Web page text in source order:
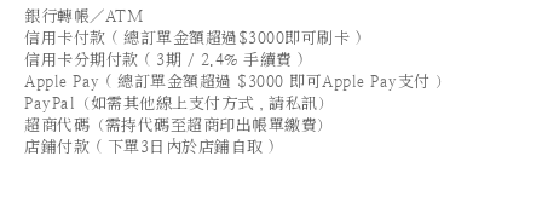
銀行轉帳／ATM
信用卡付款 ( 總訂單金額超過$3000即可刷卡 )
信用卡分期付款 ( 3期 / 2.4% 手續費 )
Apple Pay ( 總訂單金額超過 $3000 即可Apple Pay支付 ）
PayPal（如需其他線上支付方式，請私訊）
超商代碼（需持代碼至超商印出帳單繳費）
店鋪付款 ( 下單3日內於店鋪自取 )